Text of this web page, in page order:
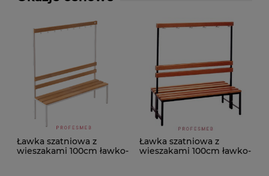
Ławka szatniowa z
wieszakami 100cm ławko-
Ławka szatniowa z
wieszakami 100cm ławko-